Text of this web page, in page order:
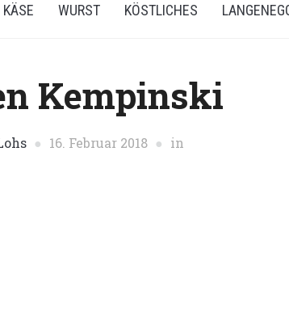
KÄSE WURST KÖSTLICHES
Kempinski
16. Februar 2018 in